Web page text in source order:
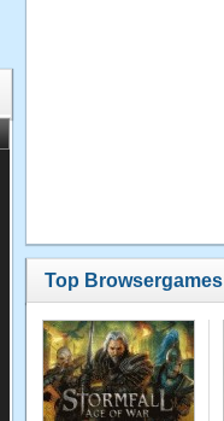
Top Browsergames